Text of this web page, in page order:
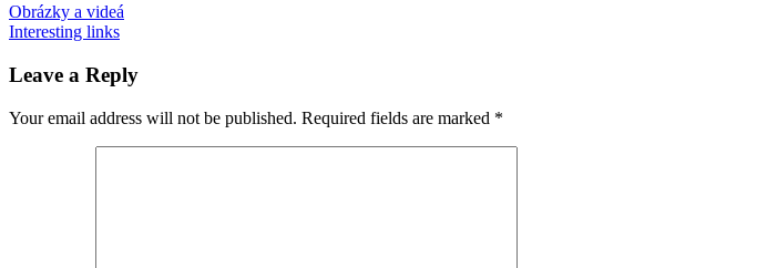
karfiolreceptyzapekaný
karfiolzeleninové
Post
navigation
Previous
Post:
Obrázky a videá
Next
Interesting links
Leave a Reply
Your email address will not be published. Required fields are marked *